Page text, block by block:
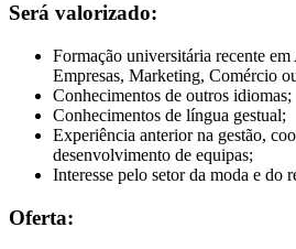
Será valorizado:
Formação universitária recente
Empresas, Marketing, Comércio
Conhecimentos de outros idiomas;
Conhecimentos de língua gestual;
Experiência anterior na gestão,
desenvolvimento de equipas;
Interesse pelo setor da moda e do
Oferta: